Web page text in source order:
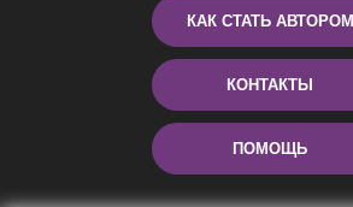
КАК СТАТЬ АВТОРОМ
КОНТАКТЫ
ПОМОЩЬ